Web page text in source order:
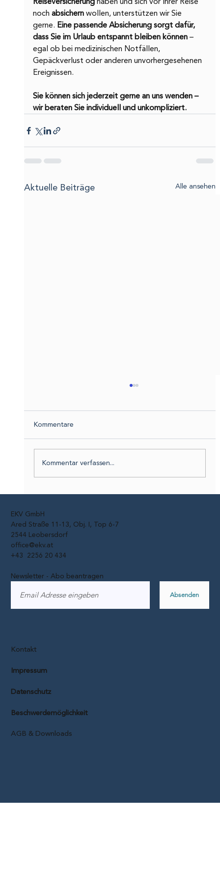
noch absichern wollen, unterstützen wir Sie
gerne. Eine passende Absicherung sorgt dafür,
dass Sie im Urlaub entspannt bleiben können –
egal ob bei medizinischen Notfällen,
Gepäckverlust oder anderen unvorhergesehenen
Ereignissen.
Sie können sich jederzeit gerne an uns wenden –
wir beraten Sie individuell und unkompliziert.
Aktuelle Beiträge Alle ansehen
Kommentare
Kommentar verfassen...
EKV GmbH
Ared Straße 11-13, Obj. I, Top 6-7
2544 Leobersdorf
office@ekv.at
+43 2256 20 434
Kontakt
Impressum
Datenschutz
AGB & Downloads
Beschwerdemöglichkeit
Newsletter - Abo beantragen
Absenden